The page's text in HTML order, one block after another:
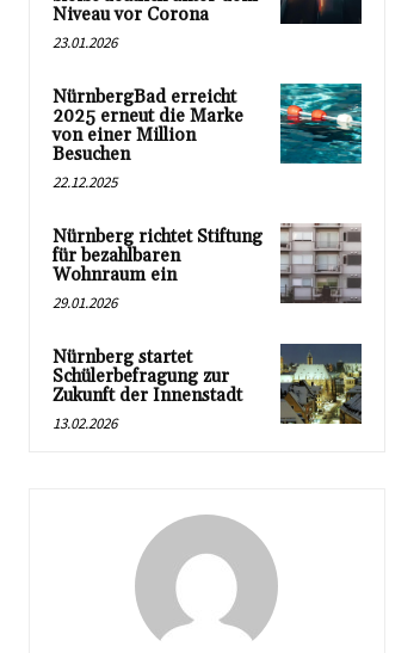
Niveau vor Corona
23.01.2026
NürnbergBad erreicht
2025 erneut die Marke
von einer Million
Besuchen
22.12.2025
Nürnberg richtet Stiftung
für bezahlbaren
Wohnraum ein
29.01.2026
Nürnberg startet
Schülerbefragung zur
Zukunft der Innenstadt
13.02.2026